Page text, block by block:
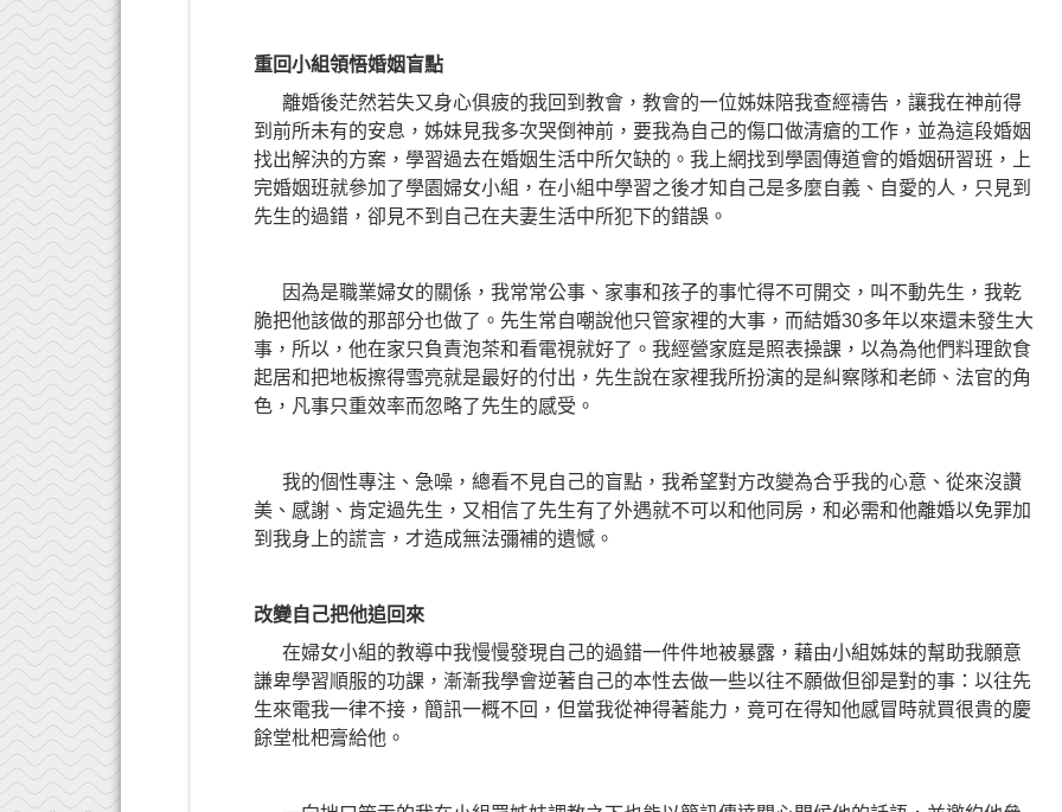
重回小組領悟婚姻盲點
離婚後茫然若失又身心俱疲的我回到教會，教會的一位姊妹陪我查經禱告，讓我在神前得
到前所未有的安息，姊妹見我多次哭倒神前，要我為自己的傷口做清瘡的工作，並為這段婚姻
找出解決的方案，學習過去在婚姻生活中所欠缺的。我上網找到學園傳道會的婚姻研習班，上
完婚姻班就參加了學園婦女小組，在小組中學習之後才知自己是多麼自義、自愛的人，只見到
先生的過錯，卻見不到自己在夫妻生活中所犯下的錯誤。
因為是職業婦女的關係，我常常公事、家事和孩子的事忙得不可開交，叫不動先生，我乾
脆把他該做的那部分也做了。先生常自嘲說他只管家裡的大事，而結婚30多年以來還未發生大
事，所以，他在家只負責泡茶和看電視就好了。我經營家庭是照表操課，以為為他們料理飲食
起居和把地板擦得雪亮就是最好的付出，先生說在家裡我所扮演的是糾察隊和老師、法官的角
色，凡事只重效率而忽略了先生的感受。
我的個性專注、急噪，總看不見自己的盲點，我希望對方改變為合乎我的心意、從來沒讚
美、感謝、肯定過先生，又相信了先生有了外遇就不可以和他同房，和必需和他離婚以免罪加
到我身上的謊言，才造成無法彌補的遺憾。
改變自己把他追回來
在婦女小組的教導中我慢慢發現自己的過錯一件件地被暴露，藉由小組姊妹的幫助我願意
謙卑學習順服的功課，漸漸我學會逆著自己的本性去做一些以往不願做但卻是對的事：以往先
生來電我一律不接，簡訊一概不回，但當我從神得著能力，竟可在得知他感冒時就買很貴的慶
餘堂枇杷膏給他。